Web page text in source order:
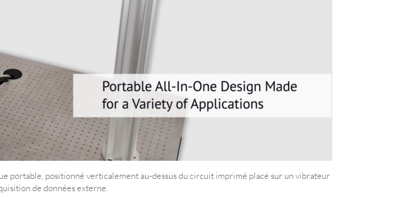
portable, positionné verticalement au-dessus du circuit imprimé placé sur un vibrateur
de données externe.